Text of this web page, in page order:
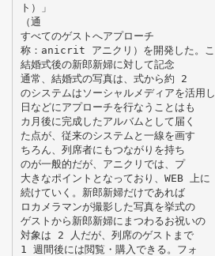
ト）」
（通
すべてのゲストへアプローチ
称：anicrit アニクリ）を開発した。こ
結婚式後の新郎新婦に対して記念
通常、結婚式の写真は、式から約 2
のシステムはソーシャルメディアを活用し
日などにアプローチを行なうことはも
カ月後に完成したアルバムとして届く
た点が、従来のシステムと一線を画す
ちろん、列席者にもつながりを持ち
のが一般的だが、アニクリでは、プ
大きなポイントとなっており、WEB 上に
続けていく。新郎新婦だけであれば
ロカメラマンが撮影した写真を挙式の
ゲストから新郎新婦にまつわるお祝いの
対象は 2 人だが、列席のゲストまで
1 週間後には閲覧・購入できる。フォ